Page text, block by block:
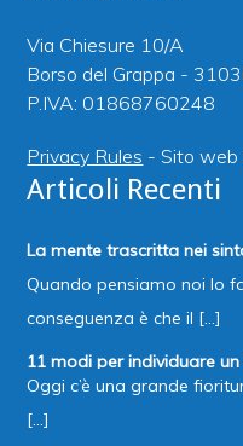
Via Chiesure 10/A
Borso del Grappa -
P.IVA: 01868760248
Privacy Rules - Sito web
Articoli Recenti
La mente trascritta nei
Quando pensiamo noi lo
conseguenza è che il [...]
11 modi per individuare
Oggi c’è una grande
[...]